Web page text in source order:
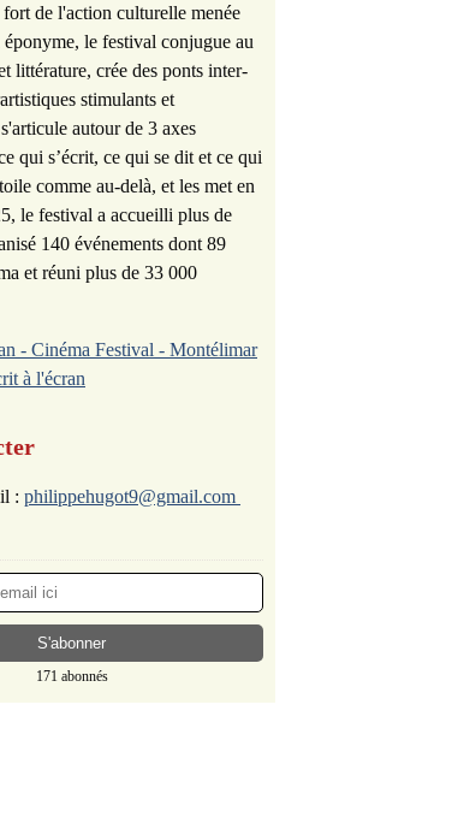
de l'action culturelle menée
le festival conjugue au
littérature, crée des ponts inter-
stimulants et
autour de 3 axes
qui s’écrit, ce qui se dit et ce qui
comme au-delà, et les met en
le festival a accueilli plus de
140 événements dont 89
et réuni plus de 33 000
- Cinéma Festival - Montélimar
à l'écran
: philippehugot9@gmail.com
171 abonnés